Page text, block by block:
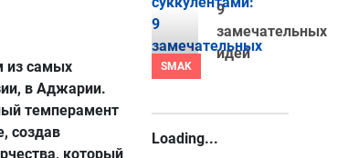
из самых
в Аджарии.
темперамент
создав
который
SMAK
9
замечательных
идей
Loading...